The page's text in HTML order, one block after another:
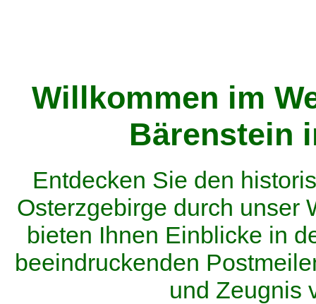
Willkommen im
Bärenstein
Entdecken Sie den
Osterzgebirge durch unser
bieten Ihnen Einblicke in
beeindruckenden
und Zeugnis